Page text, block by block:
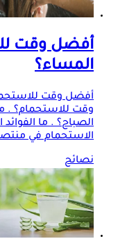
أفضل وقت
المساء؟
أفضل وقت
وقت للاستحمام؟ .
الصباح؟ . ما
الاستحمام في
نصائح